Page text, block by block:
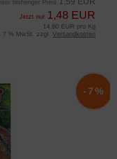
bisheriger Preis
Jetzt nur 1,48 EUR
14,80 EUR pro Kg
7 % MwSt. zzgl. Versandkosten
-7%